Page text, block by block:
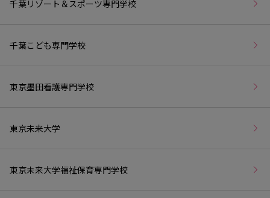
千葉リゾート＆スポーツ専門学校
千葉こども専門学校
東京墨田看護専門学校
東京未来大学
東京未来大学福祉保育専門学校